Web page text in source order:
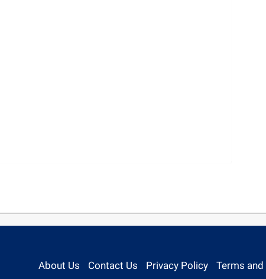
About Us Contact Us Privacy Policy Terms